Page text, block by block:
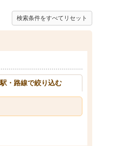
検索条件をすべてリセット
駅・路線で絞り込む